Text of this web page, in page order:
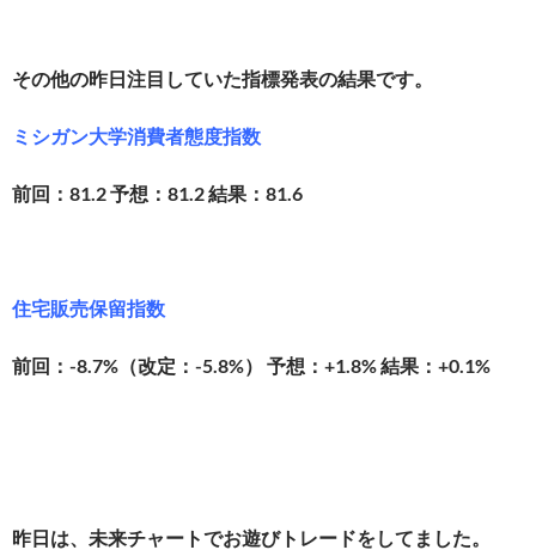
その他の昨日注目していた指標発表の結果です。
ミシガン大学消費者態度指数
前回：81.2 予想：81.2 結果：81.6
住宅販売保留指数
前回：-8.7%（改定：-5.8%） 予想：+1.8% 結果：+0.1%
昨日は、未来チャートでお遊びトレードをしてました。